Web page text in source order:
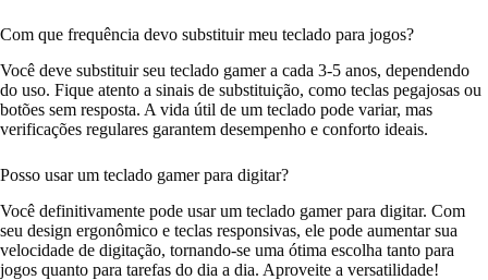
Com que frequência devo substituir meu teclado para jogos?
Você deve substituir seu teclado gamer a cada 3-5 anos, dependendo
do uso. Fique atento a sinais de substituição, como teclas pegajosas ou
botões sem resposta. A vida útil de um teclado pode variar, mas
verificações regulares garantem desempenho e conforto ideais.
Posso usar um teclado gamer para digitar?
Você definitivamente pode usar um teclado gamer para digitar. Com
seu design ergonômico e teclas responsivas, ele pode aumentar sua
velocidade de digitação, tornando-se uma ótima escolha tanto para
jogos quanto para tarefas do dia a dia. Aproveite a versatilidade!